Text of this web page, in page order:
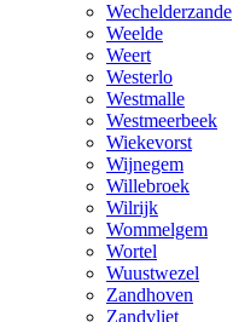
Wechelderzande
Weelde
Weert
Westerlo
Westmalle
Westmeerbeek
Wiekevorst
Wijnegem
Willebroek
Wilrijk
Wommelgem
Wortel
Wuustwezel
Zandhoven
Zandvliet